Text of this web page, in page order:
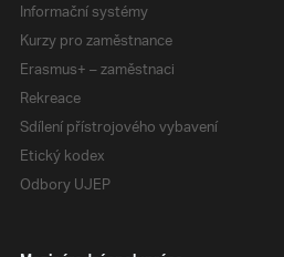
Informační systémy
Kurzy pro zaměstnance
Erasmus+ – zaměstnaci
Rekreace
Sdílení přístrojového vybavení
Etický kodex
Odbory UJEP